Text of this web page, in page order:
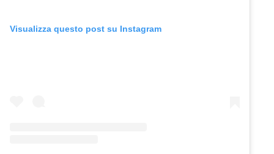
Visualizza questo post su Instagram